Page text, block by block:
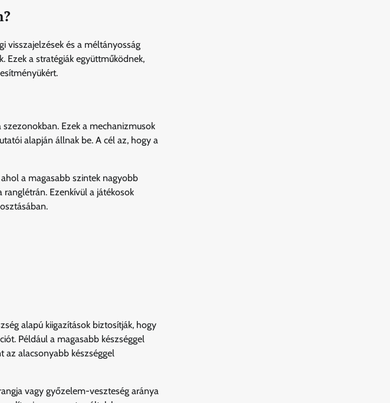
visszajelzések és a méltányosság
Ezek a stratégiák együttműködnek,
Ezek a mechanizmusok
alapján állnak be. A cél az, hogy a
a magasabb szintek nagyobb
Ezenkívül a játékosok
alapú kiigazítások biztosítják, hogy
Például a magasabb készséggel
az alacsonyabb készséggel
vagy győzelem-veszteség aránya